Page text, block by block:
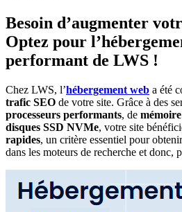
Besoin d’augmenter
Optez pour
performant de LWS !
Chez LWS, l’hébergement web a été
trafic SEO de votre site. Grâce à des
processeurs performants, de
disques SSD NVMe, votre site
rapides, un critère essentiel pour
dans les moteurs de recherche et donc,